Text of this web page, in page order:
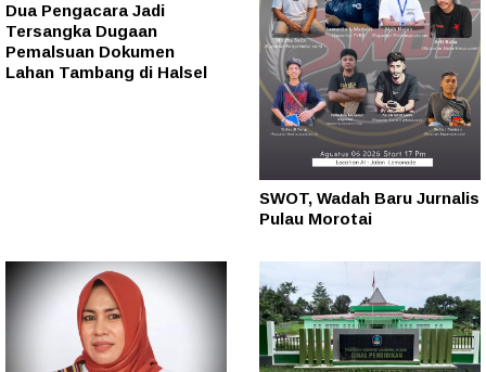
Dua Pengacara Jadi
Tersangka Dugaan
Pemalsuan Dokumen
Lahan Tambang di Halsel
SWOT, Wadah Baru Jurnalis
Pulau Morotai